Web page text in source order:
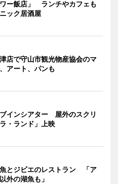
ー飯店」 ランチやカフェも
ック居酒屋
店で守山市観光物産協会のマ
アート、パンも
インシアター 屋外のスクリ
・ランド」上映
とジビエのレストラン 「ア
外の湖魚も」